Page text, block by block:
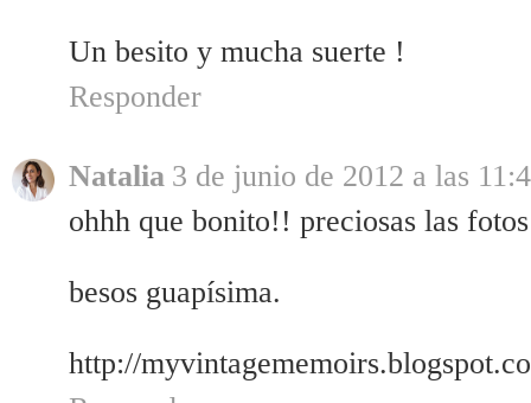
Un besito y mucha suerte !
Responder
Natalia 3 de junio de 2012 a las
ohhh que bonito!! preciosas las
besos guapísima.
http://